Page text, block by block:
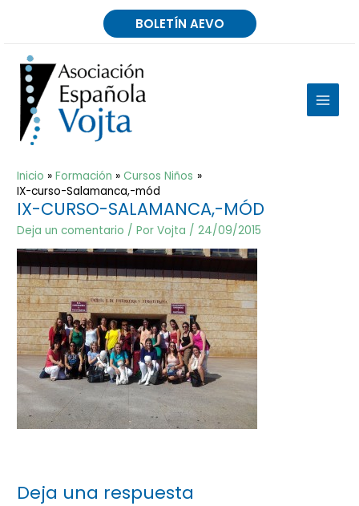
BOLETÍN AEVO
MAIN
Inicio Formación
Cursos Niños
IX-curso-Salamanca,-mód
IX-CURSO-SALAMANCA,-MÓD
Deja un comentario / PorVojta /24/09/2015
Deja una respuesta